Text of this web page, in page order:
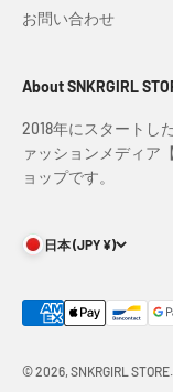
お問い合わせ
About SNKRGIRL
2018年にスタートし
ァッションメディア
ョップです。
日本 (JPY ¥)
© 2026, SNKRGIRL